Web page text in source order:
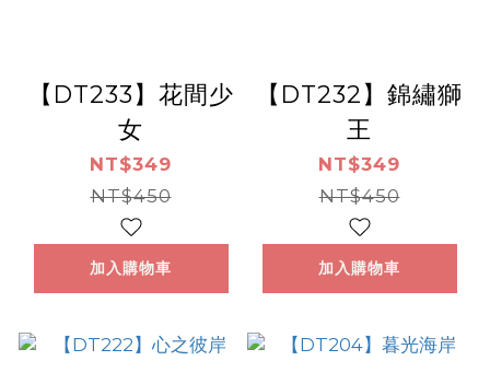
【DT233】花間少
女
NT$349
NT$450
加入購物車
【DT232】錦繡獅
王
NT$349
NT$450
加入購物車